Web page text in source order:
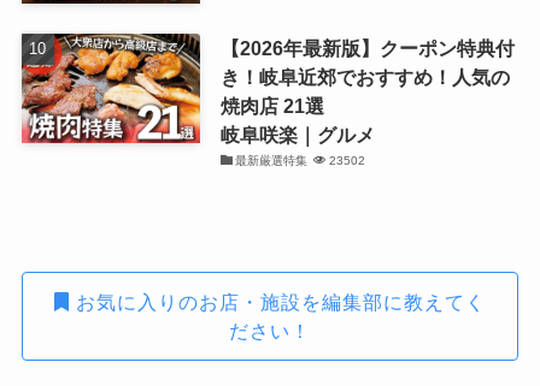
【2026年最新版】クーポン特典付
き！岐阜近郊でおすすめ！人気の
焼肉店 21選
岐阜咲楽｜グルメ
最新厳選特集 23502
お気に入りのお店・施設を編集部に教えてく
ださい！